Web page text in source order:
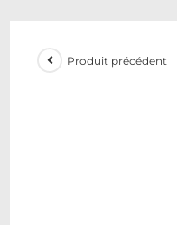
Produit précédent